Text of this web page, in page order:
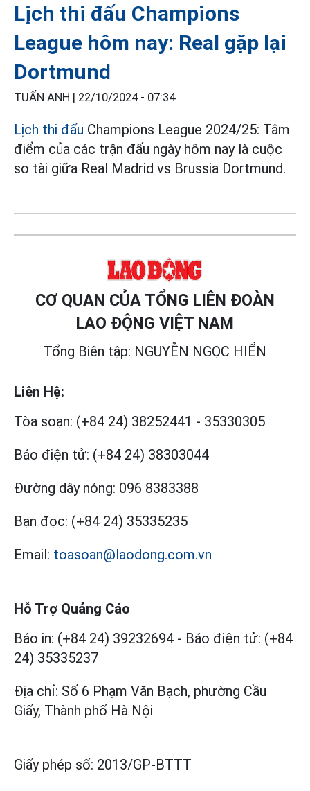
Lịch thi đấu Champions
League hôm nay: Real gặp lại
Dortmund
TUẤN ANH | 22/10/2024 - 07:34
Lịch thi đấu Champions League 2024/25: Tâm
điểm của các trận đấu ngày hôm nay là cuộc
so tài giữa Real Madrid vs Brussia Dortmund.
CƠ QUAN CỦA TỔNG LIÊN ĐOÀN
LAO ĐỘNG VIỆT NAM
Tổng Biên tập: NGUYỄN NGỌC HIỂN
Liên Hệ:
Tòa soạn: (+84 24) 38252441 - 35330305
Báo điện tử: (+84 24) 38303044
Đường dây nóng: 096 8383388
Bạn đọc: (+84 24) 35335235
Email: toasoan@laodong.com.vn
Hỗ Trợ Quảng Cáo
Báo in: (+84 24) 39232694 - Báo điện tử: (+84
24) 35335237
Địa chỉ: Số 6 Phạm Văn Bạch, phường Cầu
Giấy, Thành phố Hà Nội
Giấy phép số: 2013/GP-BTTT